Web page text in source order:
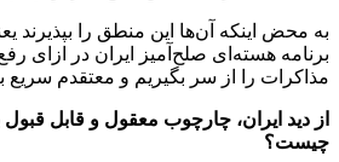
به محض اینکه آن‌ها این منطق را بپذیرند
برنامه هسته‌ای صلح‌آمیز ایران در ازای
مذاکرات را از سر بگیریم و معتقدم سریع
از دید ایران، چارچوب معقول و قابل
چیست؟